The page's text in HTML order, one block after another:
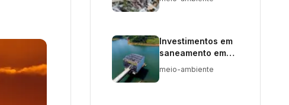
Investimentos em
saneamento em
SP crescem 120%
meio-ambiente